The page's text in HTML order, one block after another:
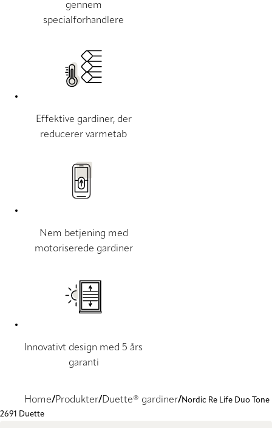
gennem
specialforhandlere
Effektive gardiner, der
reducerer varmetab
Nem betjening med
motoriserede gardiner
Innovativt design med 5 års
garanti
Home Produkter Duette® gardiner
Nordic Re Life Duo Tone
2691 Duette